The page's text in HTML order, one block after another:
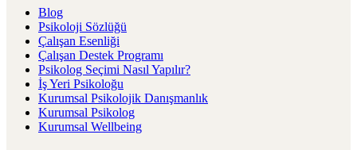
Blog
Psikoloji Sözlüğü
Çalışan Esenliği
Çalışan Destek Programı
Psikolog Seçimi Nasıl Yapılır?
İş Yeri Psikoloğu
Kurumsal Psikolojik Danışmanlık
Kurumsal Psikolog
Kurumsal Wellbeing